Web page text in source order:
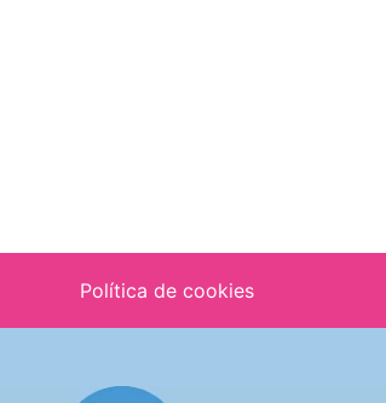
Política de cookies